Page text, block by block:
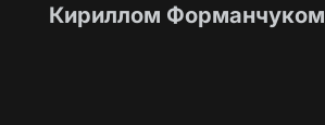
Кириллом Форманчуком